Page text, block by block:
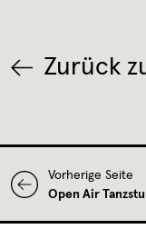
Zurück
Vorherige Seite
Open Air